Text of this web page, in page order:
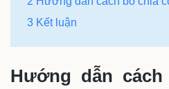
3 Kết luận
Hướng dẫn